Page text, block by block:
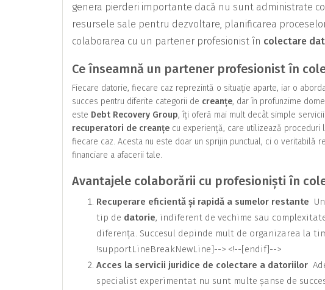
genera pierderi importante dacă nu sunt administrate
resursele sale pentru dezvoltare, planificarea
colaborarea cu un partener profesionist în colectare
Ce înseamnă un partener profesionist în
Fiecare datorie, fiecare caz reprezintă o situație aparte, iar o
succes pentru diferite categorii de creanțe, dar în profunzime
este Debt Recovery Group, îți oferă mai mult decât simple
recuperatori de creanțe cu experiență, care utilizează proceduri
fiecare caz. Acesta nu este doar un sprijin punctual, ci o veritabilă
financiare a afacerii tale.
Avantajele colaborării cu profesioniști în
Recuperare eficientă și rapidă a sumelor restante
tip de datorie, indiferent de vechime sau
diferența. Succesul depinde mult de organizarea la
!supportLineBreakNewLine]--> <!--[endif]-->
Acces la servicii juridice de colectare a datoriilor
specialist experimentat nu sunt multe șanse de